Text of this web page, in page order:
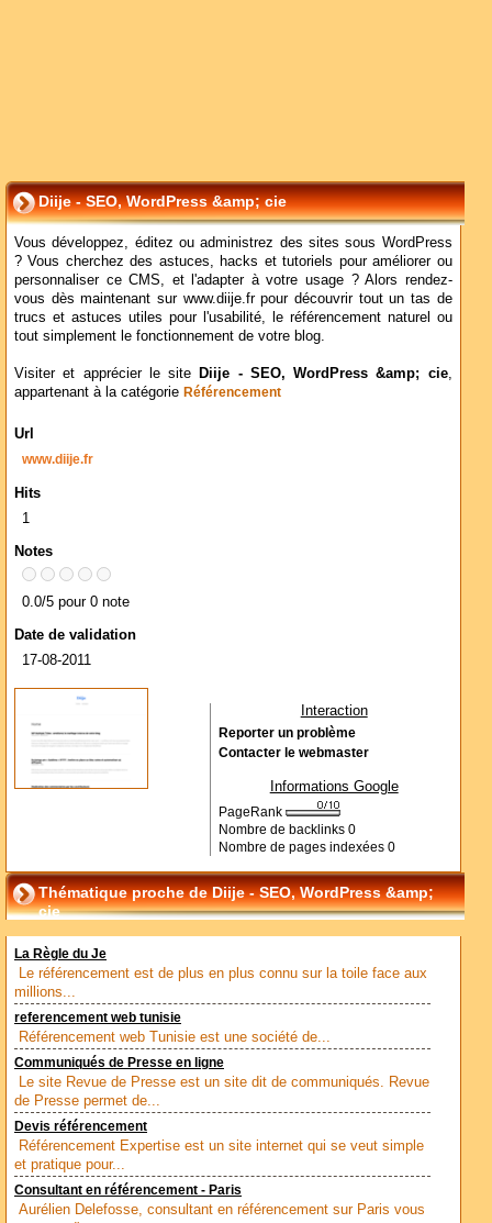
Diije - SEO, WordPress &amp; cie
Vous développez, éditez ou administrez des sites sous WordPress
? Vous cherchez des astuces, hacks et tutoriels pour améliorer ou
personnaliser ce CMS, et l'adapter à votre usage ? Alors rendez-
vous dès maintenant sur www.diije.fr pour découvrir tout un tas de
trucs et astuces utiles pour l'usabilité, le référencement naturel ou
tout simplement le fonctionnement de votre blog.
Visiter et apprécier le site Diije - SEO, WordPress &amp; cie,
appartenant à la catégorie Référencement
Url
www.diije.fr
Hits
1
Notes
0.0/5 pour 0 note
Date de validation
17-08-2011
Interaction
Reporter un problème
Contacter le webmaster
Informations Google
PageRank
Nombre de backlinks 0
Nombre de pages indexées 0
Thématique proche de Diije - SEO, WordPress &amp;
cie
La Règle du Je
Le référencement est de plus en plus connu sur la toile face aux
millions...
referencement web tunisie
Référencement web Tunisie est une société de...
Communiqués de Presse en ligne
Le site Revue de Presse est un site dit de communiqués. Revue
de Presse permet de...
Devis référencement
Référencement Expertise est un site internet qui se veut simple
et pratique pour...
Consultant en référencement - Paris
Aurélien Delefosse, consultant en référencement sur Paris vous